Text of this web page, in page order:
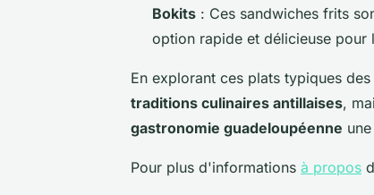
Bokits : Ces sandwiches frits
option rapide et délicieuse pour
En explorant ces plats typiques
traditions culinaires antillaises,
gastronomie guadeloupéenne
Pour plus d'informations à propos